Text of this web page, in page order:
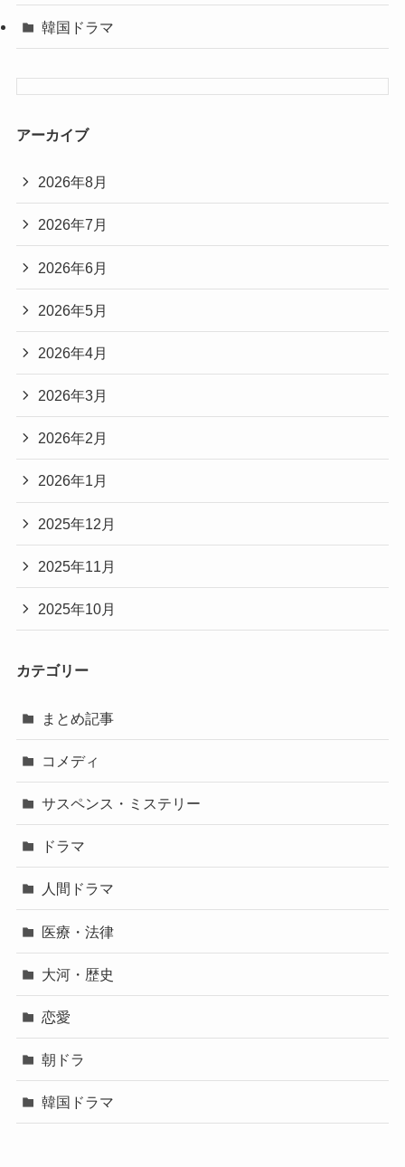
韓国ドラマ
アーカイブ
2026年8月
2026年7月
2026年6月
2026年5月
2026年4月
2026年3月
2026年2月
2026年1月
2025年12月
2025年11月
2025年10月
カテゴリー
まとめ記事
コメディ
サスペンス・ミステリー
ドラマ
人間ドラマ
医療・法律
大河・歴史
恋愛
朝ドラ
韓国ドラマ